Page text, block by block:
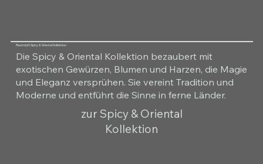
Raumduft Spicy & Oriental Kollektion
Die Spicy & Oriental Kollektion bezaubert mit
exotischen Gewürzen, Blumen und Harzen, die Magie
und Eleganz versprühen. Sie vereint Tradition und
Moderne und entführt die Sinne in ferne Länder.
zur Spicy & Oriental
Kollektion